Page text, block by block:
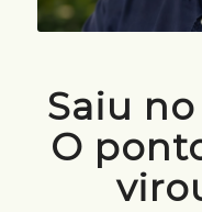
Saiu
O